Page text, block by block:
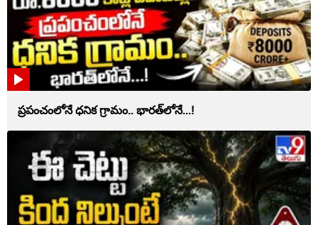
ప్రపంచంలోనే ధనిక గ్రామం.. భారత్‌లోనే...!